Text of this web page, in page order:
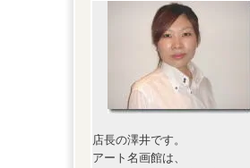
店長の澤井です。
アート名画館は、